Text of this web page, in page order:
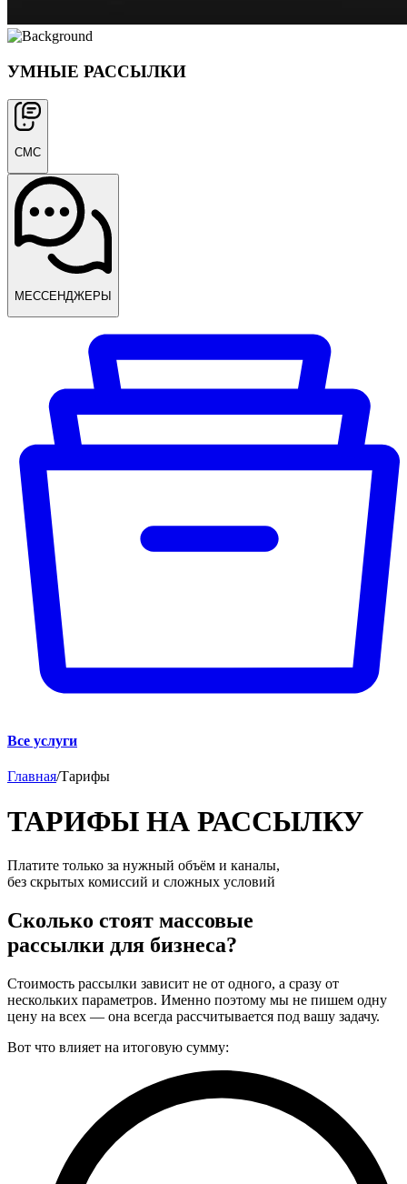
УМНЫЕ РАССЫЛКИ
СМС
МЕССЕНДЖЕРЫ
Все услуги
Главная/Тарифы
ТАРИФЫ НА РАССЫЛКУ
Платите только за нужный объём и каналы,
без скрытых комиссий и сложных условий
Сколько стоят массовые
рассылки для бизнеса?
Стоимость рассылки зависит не от одного, а сразу от
нескольких параметров. Именно поэтому мы не пишем одну
цену на всех — она всегда рассчитывается под вашу задачу.
Вот что влияет на итоговую сумму: